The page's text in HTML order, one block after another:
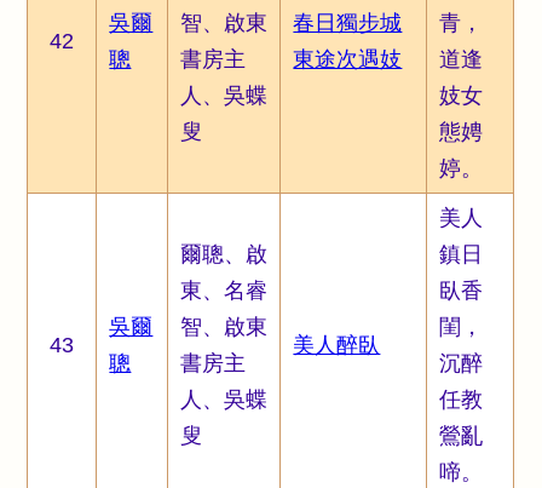
42
吳爾
聰
智、啟東
書房主
人、吳蝶
叟
春日獨步城
東途次遇妓
青，
道逢
妓女
態娉
婷。
43
吳爾
聰
爾聰、啟
東、名睿
智、啟東
書房主
人、吳蝶
叟
美人醉臥
美人
鎮日
臥香
閨，
沉醉
任教
鶯亂
啼。